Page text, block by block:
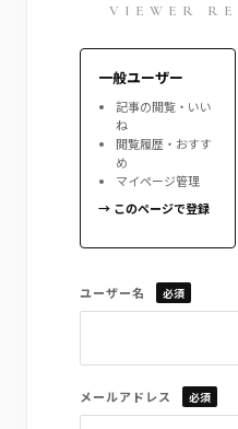
VIEWER
一般ユーザー
記事の閲覧・いい
ね
閲覧履歴・おすす
め
マイページ管理
→ このページで登録
ユーザー名 必須
メールアドレス 必須